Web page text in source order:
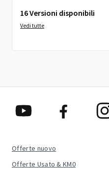
16 Versioni disponibili
Vedi tutte
Offerte nuovo
Offerte Usato & KM0